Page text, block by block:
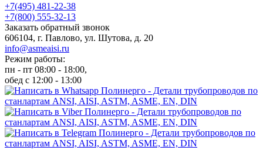
+7(495) 481-22-38
+7(800) 555-32-13
Заказать обратный звонок
606104, г. Павлово, ул. Шутова, д. 20
info@asmeaisi.ru
Режим работы:
пн - пт 08:00 - 18:00,
обед с 12:00 - 13:00